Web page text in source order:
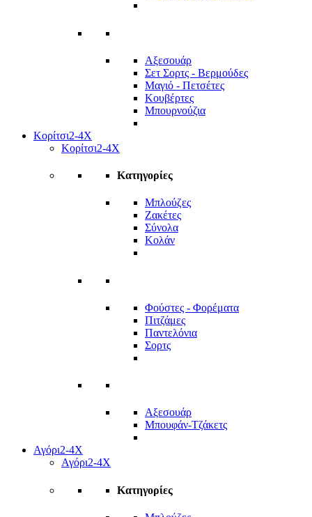
Αξεσουάρ
Σετ Σορτς - Βερμούδες
Μαγιό - Πετσέτες
Κουβέρτες
Μπουρνούζια
Κορίτσι2-4Χ
Κορίτσι2-4Χ
Κατηγορίες
Μπλούζες
Ζακέτες
Σύνολα
Κολάν
Φούστες - Φορέματα
Πιτζάμες
Παντελόνια
Σορτς
Αξεσουάρ
Μπουφάν-Τζάκετς
Αγόρι2-4Χ
Αγόρι2-4Χ
Κατηγορίες